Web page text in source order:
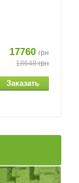
17760 грн
18648грн